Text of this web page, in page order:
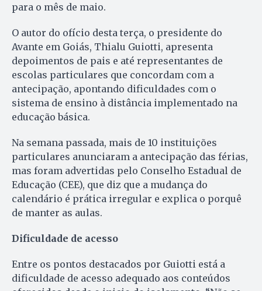
para o mês de maio.
O autor do ofício desta terça, o presidente do
Avante em Goiás, Thialu Guiotti, apresenta
depoimentos de pais e até representantes de
escolas particulares que concordam com a
antecipação, apontando dificuldades com o
sistema de ensino à distância implementado na
educação básica.
Na semana passada, mais de 10 instituições
particulares anunciaram a antecipação das férias,
mas foram advertidas pelo Conselho Estadual de
Educação (CEE), que diz que a mudança do
calendário é prática irregular e explica o porquê
de manter as aulas.
Dificuldade de acesso
Entre os pontos destacados por Guiotti está a
dificuldade de acesso adequado aos conteúdos